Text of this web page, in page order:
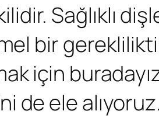
Sağlıklı
bir
için
de ele alıyoruz.